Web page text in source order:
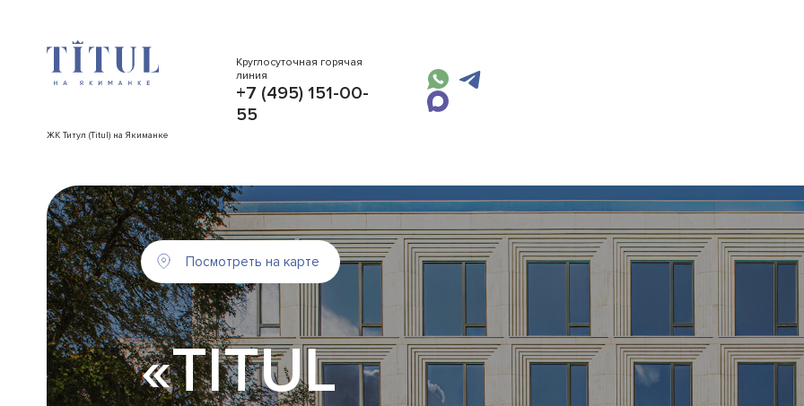
ЖК Титул (Titul) на Якиманке
Круглосуточная горячая
линия
+7 (495) 151-00-
55
Посмотреть на карте
«TITUL